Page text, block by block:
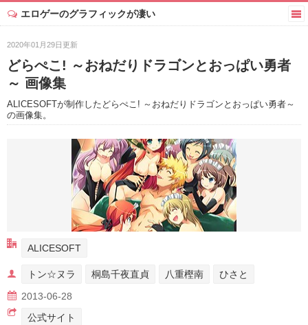
エロゲーのグラフィックが凄い
2020年01月29日更新
どらぺこ! ～おねだりドラゴンとおっぱい勇者
～ 画像集
ALICESOFTが制作したどらぺこ! ～おねだりドラゴンとおっぱい勇者～
の画像集。
ALICESOFT
トン☆ヌラ 桐島千夜直貞 八重樫南
ひさと
2013-06-28
公式サイト